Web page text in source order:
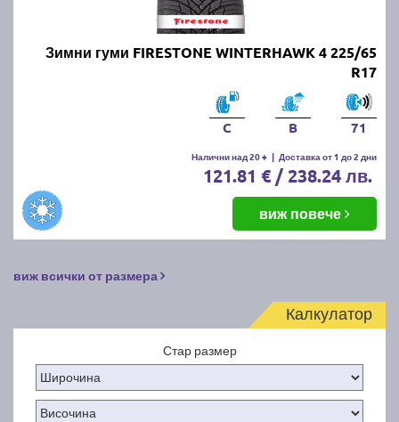
Зимни гуми FIRESTONE WINTERHAWK 4 225/65
R17
C B 71
Налични над 20 + | Доставка от 1 до 2 дни
121.81 € / 238.24 лв.
виж повече
виж всички от размера
Калкулатор
Стар размер